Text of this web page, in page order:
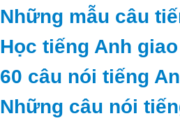
Những mẫu câu
Học tiếng Anh
60 câu nói tiếng
Những câu nói